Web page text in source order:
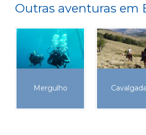
Outras aventuras em
Mergulho